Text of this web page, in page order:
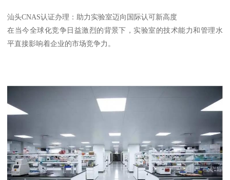
汕头CNAS认证办理：助力实验室迈向国际认可新高度
在当今全球化竞争日益激烈的背景下，实验室的技术能力和管理水
平直接影响着企业的市场竞争力。